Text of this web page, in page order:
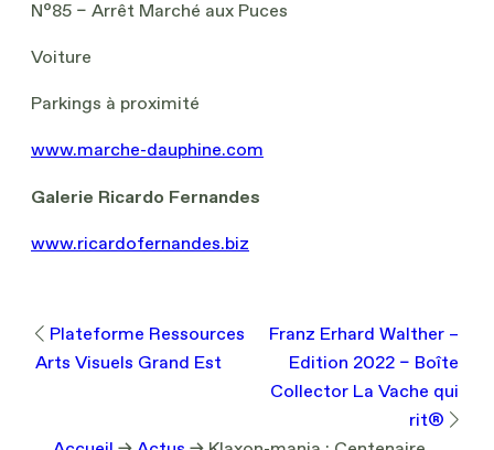
N°85 – Arrêt Marché aux Puces
Voiture
Parkings à proximité
www.marche-dauphine.com
Galerie Ricardo Fernandes
www.ricardofernandes.biz
Plateforme Ressources
Arts Visuels Grand Est
Franz Erhard Walther –
Edition 2022 – Boîte
Collector La Vache qui
rit®